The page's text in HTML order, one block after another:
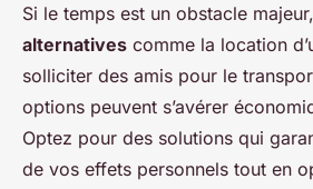
Si le temps est un obstacle
alternatives comme la location
solliciter des amis pour le
options peuvent s’avérer
Optez pour des solutions qui
de vos effets personnels tout en